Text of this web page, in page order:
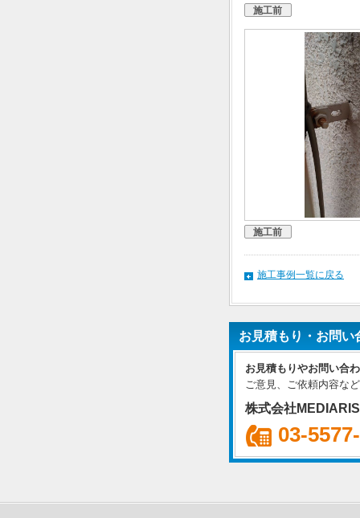
施工前
施工前
施工事例一覧に戻る
お見積もり・お問い
お見積もりやお問い合
ご意見、ご依頼内容な
株式会社
03-